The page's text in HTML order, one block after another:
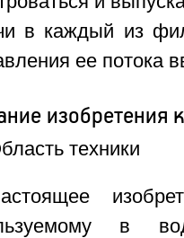
в каждый из
ее потока
изобретения
техники
в